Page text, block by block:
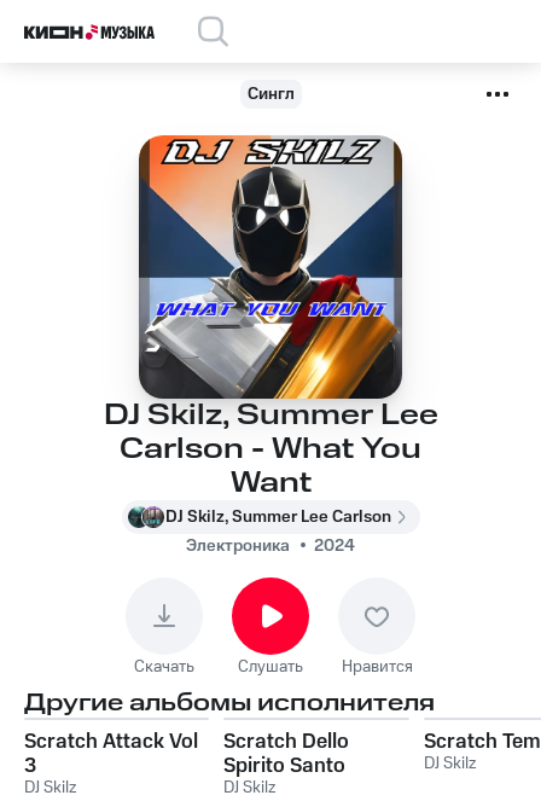
Сингл
DJ Skilz, Summer Lee
Carlson - What You
Want
DJ Skilz, Summer Lee Carlson
Электроника
2024
Скачать Слушать Нравится
Другие альбомы исполнителя
Scratch Attack Vol
3
DJ Skilz
Scratch Dello
Spirito Santo
DJ Skilz
Scratch
DJ Skilz